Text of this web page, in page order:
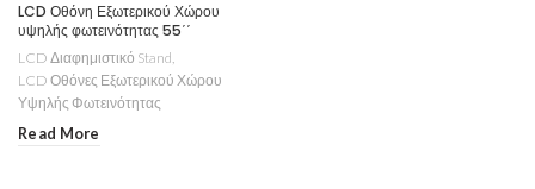
LCD Οθόνη Εξωτερικού Χώρου
υψηλής φωτεινότητας 55΄΄
LCD Διαφημιστικό Stand,
LCD Οθόνες Εξωτερικού Χώρου
Υψηλής Φωτεινότητας
Read More